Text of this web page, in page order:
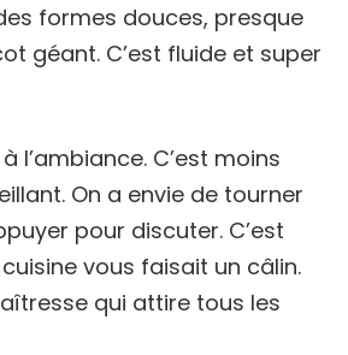
formes douces, presque
géant. C’est fluide et super
l’ambiance. C’est moins
On a envie de tourner
pour discuter. C’est
vous faisait un câlin.
qui attire tous les